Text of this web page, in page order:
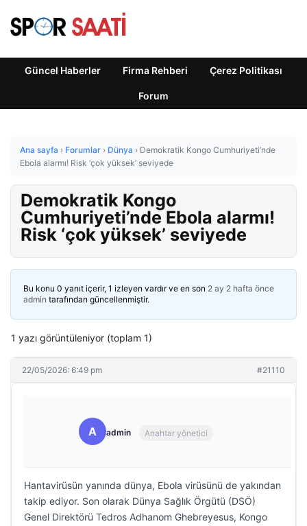
Güncel Haberler Firma Rehberi Çerez Politikası
Forum
Ana sayfa › Forumlar › Dünya › Demokratik Kongo Cumhuriyeti’nde
Ebola alarmı! Risk ‘çok yüksek’ seviyede
Demokratik Kongo
Cumhuriyeti’nde Ebola alarmı!
Risk ‘çok yüksek’ seviyede
Bu konu 0 yanıt içerir, 1 izleyen vardır ve en son 2 ay 2 hafta önce
admin tarafından güncellenmiştir.
1 yazı görüntüleniyor (toplam 1)
22/05/2026: 6:49 pm #21110
A admin Anahtar yönetici
Hantavirüsün yanında dünya, Ebola virüsünü de yakından
takip ediyor. Son olarak Dünya Sağlık Örgütü (DSÖ)
Genel Direktörü Tedros Adhanom Ghebreyesus, Kongo